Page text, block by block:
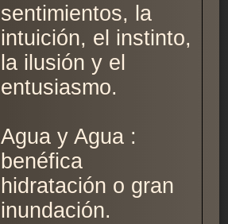
sentimientos, la
intuición, el instinto,
la ilusión y el
entusiasmo.
Agua y Agua :
benéfica
hidratación o gran
inundación.